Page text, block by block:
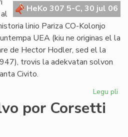
HeKo 307 5-C, 30 jul 06
linio Pariza CO-Kolonjo
UEA (kiu ne originas el la
de Hector Hodler, sed el la
trovis la adekvatan solvon
Civito.
Legu pli
por Corsetti